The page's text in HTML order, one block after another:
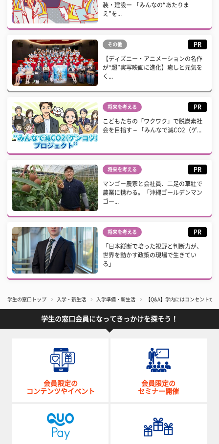
装・建設ー 「みんなの“あたりま
え”を...
その他 PR
【ディズニー・アニメーションの名作
が“超”実写映画に進化】癒しと元気を
く...
将来を考える PR
こどもたちの「ワクワク」で脱炭素社
会を目指す – 「みんなで減CO2（ゲ...
将来を考える PR
マンゴー農家と会社員、二足の草鞋で
農業に携わる。「沖縄ゴールデンマン
ゴー...
将来を考える PR
「日本縦断で培った視野と判断力が、
世界を動かす政策の現場で生きてい
る」
学生の窓口トップ 入学・新生活 入学準備・新生活 【Q&A】学内にはコンセントが
学生の窓口会員になってきっかけを探そう！
会員限定の
コンテンツやイベント
会員限定の
セミナー開催